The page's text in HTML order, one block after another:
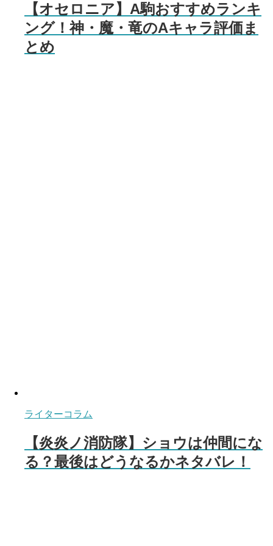
【オセロニア】A駒おすすめランキ
ング！神・魔・竜のAキャラ評価ま
とめ
ライターコラム
【炎炎ノ消防隊】ショウは仲間にな
る？最後はどうなるかネタバレ！